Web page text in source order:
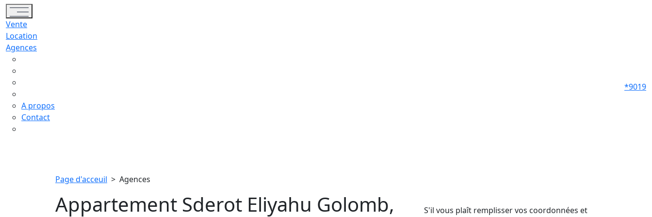
Toggle navigation
Vente
Location
Agences
A propos
Contact
*9019
Page d'acceuil > Agences
Appartement Sderot Eliyahu Golomb,
S'il vous plaît remplisser vos coordonnées et